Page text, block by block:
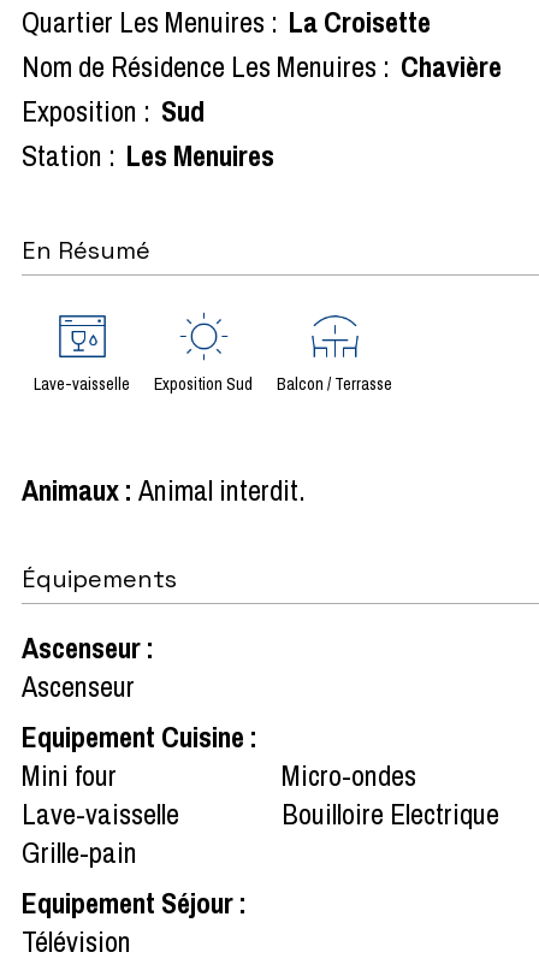
Quartier Les Menuires : La Croisette
Nom de Résidence Les Menuires : Chavière
Exposition : Sud
Station : Les Menuires
En Résumé
Lave-vaisselle Exposition Sud Balcon / Terrasse
Animaux: Animal interdit
Équipements
Ascenseur:
Ascenseur
Equipement Cuisine :
Mini four
Micro-ondes
Lave-vaisselle
Bouilloire Electrique
Grille-pain
Equipement Séjour:
Télévision